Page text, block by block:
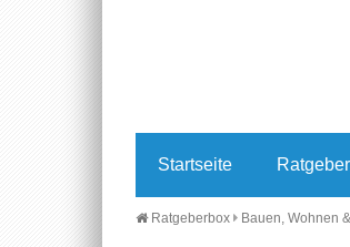
Startseite Ratgeber
Ratgeberbox Bauen, Wohnen